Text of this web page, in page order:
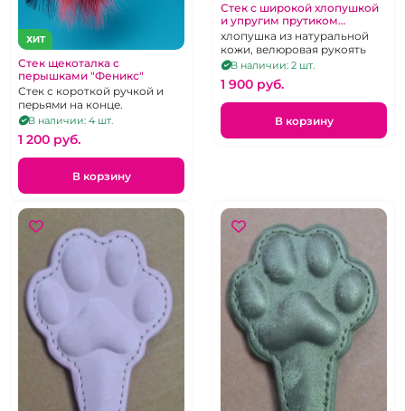
ХИТ
Стек щекоталка с
перышками "Феникс"
Стек с короткой ручкой и
перьями на конце.
В наличии: 4 шт.
1 200 pуб.
В корзину
Стек с широкой хлопушкой
и упругим прутиком
"Готика"
хлопушка из натуральной
кожи, велюровая рукоять
В наличии: 2 шт.
1 900 pуб.
В корзину